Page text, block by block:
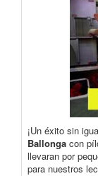
¡Un éxito sin
Ballonga con
llevaran por
para nuestros